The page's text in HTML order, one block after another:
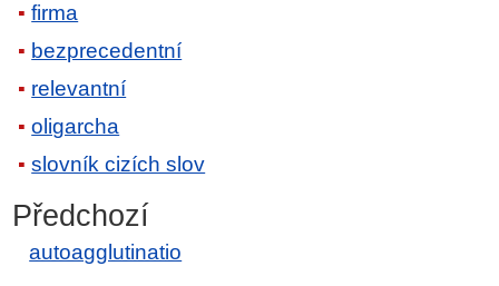
firma
bezprecedentní
relevantní
oligarcha
slovník cizích slov
Předchozí
autoagglutinatio